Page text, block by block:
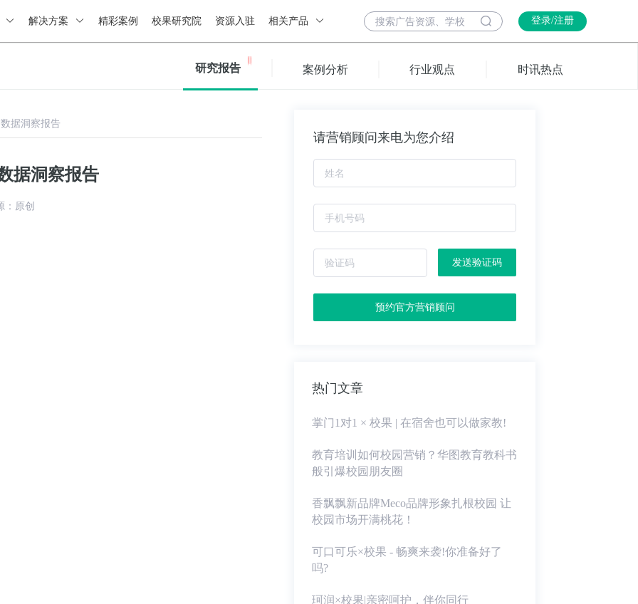
解决方案 精彩案例 校果研究院 资源入驻 相关产品 登录/注册
研究报告 案例分析 行业观点 时讯热点
据洞察报告
据洞察报告
：原创
请营销顾问来电为您介绍
发送验证码
预约官方营销顾问
热门文章
掌门1对1 × 校果 | 在宿舍也可以做家教!
教育培训如何校园营销？华图教育教科书
般引爆校园朋友圈
香飘飘新品牌Meco品牌形象扎根校园 让
校园市场开满桃花！
可口可乐×校果 - 畅爽来袭!你准备好了
吗?
珂润×校果|亲密呵护，伴你同行